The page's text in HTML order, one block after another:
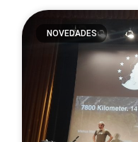
NOVEDADES